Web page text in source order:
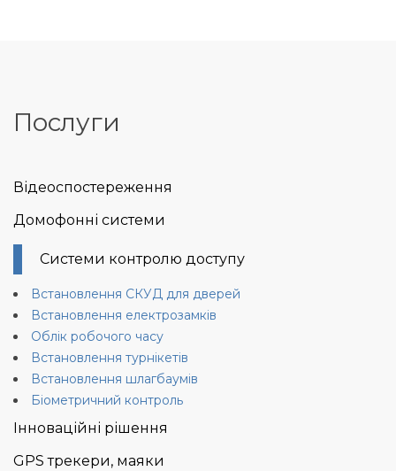
Послуги
Відеоспостереження
Домофонні системи
Системи контролю доступу
Встановлення СКУД для дверей
Встановлення електрозамків
Облік робочого часу
Встановлення турнікетів
Встановлення шлагбаумів
Біометричний контроль
Інноваційні рішення
GPS трекери, маяки